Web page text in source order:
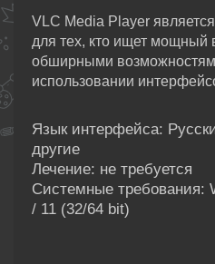
VLC Media Player
для тех, кто ищет мощный
обширными
использовании
Язык интерфейса:
другие
Лечение: не требуется
Системные требования:
/ 11 (32/64 bit)